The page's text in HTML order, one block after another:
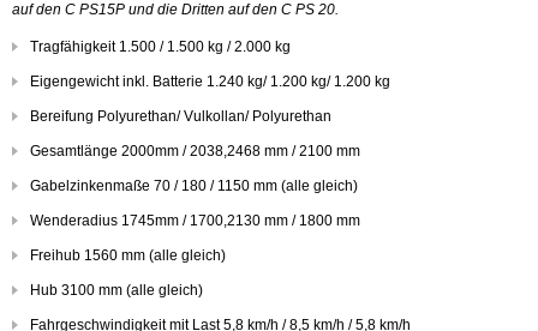
auf den C PS15P und die Dritten auf den C PS 20.
Tragfähigkeit 1.500 / 1.500 kg / 2.000 kg
Eigengewicht inkl. Batterie 1.240 kg/ 1.200 kg/ 1.200 kg
Bereifung Polyurethan/ Vulkollan/ Polyurethan
Gesamtlänge 2000mm / 2038,2468 mm / 2100 mm
Gabelzinkenmaße 70 / 180 / 1150 mm (alle gleich)
Wenderadius 1745mm / 1700,2130 mm / 1800 mm
Freihub 1560 mm (alle gleich)
Hub 3100 mm (alle gleich)
Fahrgeschwindigkeit mit Last 5,8 km/h / 8,5 km/h / 5,8 km/h